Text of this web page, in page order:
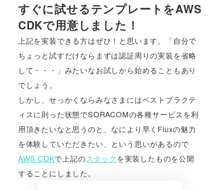
すぐに試せるテンプレートをAWS
CDKで用意しました！
上記を実装できる方はぜひ！と思います。「自分で
ちょっと試すだけならまずは認証周りの実装を省略
して・・・」みたいなお試しから始めることもあり
でしょう。
しかし、せっかくならみなさまにはベストプラクテ
ィスに則った状態でSORACOMの各種サービスを利
用頂きたいなと思うのと、なにより早くFluxの魅力
を体験していただきたい、という思いがあるので
AWS CDKで上記のスタック を実装したものを公開
することにしました。